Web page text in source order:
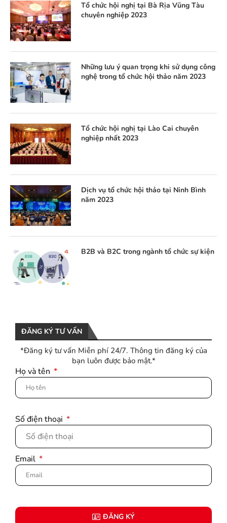
ĐĂNG KÝ TƯ VẤN
*Đăng ký tư vấn Miễn phí 24/7. Thông tin đăng ký của
bạn luôn được bảo mật.*
Họ và tên
Số điện thoại
Email
ĐĂNG KÝ
Tổ chức hội nghị tại Bà Rịa Vũng Tàu
chuyên nghiệp 2023
Những lưu ý quan trọng khi sử dụng công
nghệ trong tổ chức hội thảo năm 2023
Tổ chức hội nghị tại Lào Cai chuyên
nghiệp nhất 2023
Dịch vụ tổ chức hội thảo tại Ninh Bình
năm 2023
B2B và B2C trong ngành tổ chức sự kiện